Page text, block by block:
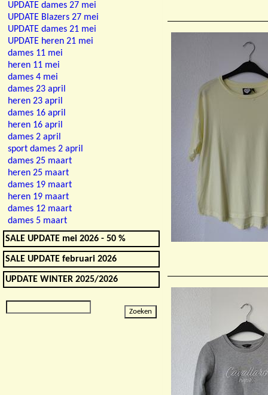
UPDATE dames 27 mei
UPDATE Blazers 27 mei
UPDATE dames 21 mei
UPDATE heren 21 mei
dames 11 mei
heren 11 mei
dames 4 mei
dames 23 april
heren 23 april
dames 16 april
heren 16 april
dames 2 april
sport dames 2 april
dames 25 maart
heren 25 maart
dames 19 maart
heren 19 maart
dames 12 maart
dames 5 maart
SALE UPDATE mei 2026 - 50 %
SALE UPDATE februari 2026
UPDATE WINTER 2025/2026